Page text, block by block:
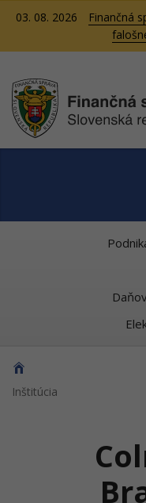
03. 08. 2026
Finančná
Inštitúcia